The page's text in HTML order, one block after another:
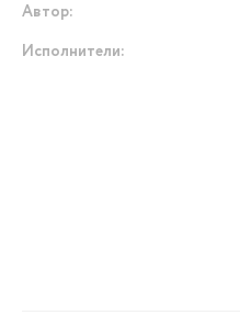
Автор:
Исполнители: